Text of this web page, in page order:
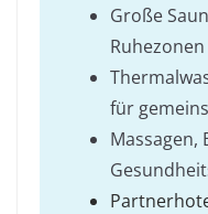
Große
Ruhezonen
für
Massagen,